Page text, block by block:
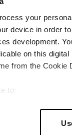
your
device in order
development.
on this
from the
to:
geographical
personal data is
J Joop
sept.
Nous
Sardaigne.
sujet.
Traduit par